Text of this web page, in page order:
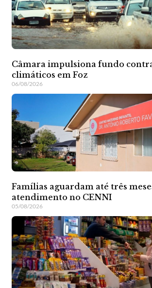
Câmara impulsiona fundo
climáticos em Foz
06/08/2026
Famílias aguardam até três
atendimento no CENNI
05/08/2026